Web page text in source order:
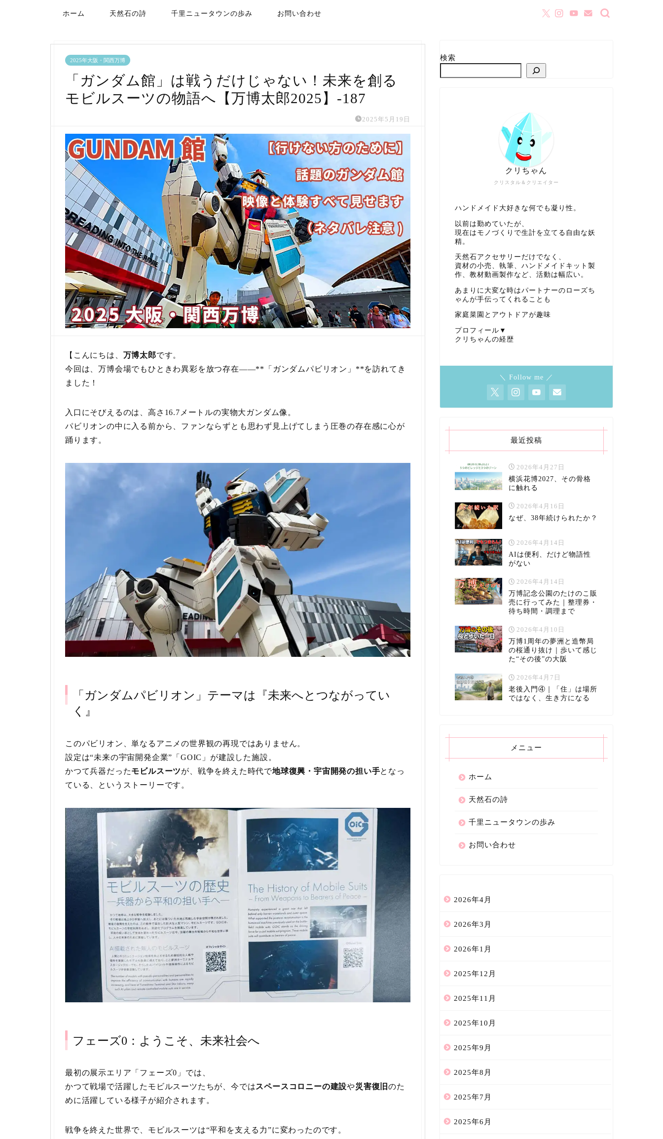
ホーム 天然石の詩 千里ニュータウンの歩み お問い合わせ
2025年大阪・関西万博
「ガンダム館」は戦うだけじゃない！未来を創る
モビルスーツの物語へ【万博太郎2025】-187
2025年5月19日
【こんにちは、 万博太郎です。
今回は、万博会場でもひときわ異彩を放つ存在——**「ガンダムパビリオン」**を訪れてき
ました！
入口にそびえるのは、高さ16.7メートルの実物大ガンダム像。
パビリオンの中に入る前から、ファンならずとも思わず見上げてしまう圧巻の存在感に心が
踊ります。
「ガンダムパビリオン」テーマは『未来へとつながってい
く』
このパビリオン、単なるアニメの世界観の再現ではありません。
設定は“未来の宇宙開発企業”「GOIC」が建設した施設。
かつて兵器だったモビルスーツが、戦争を終えた時代で地球復興・宇宙開発の担い手となっ
ている、というストーリーです。
フェーズ0：ようこそ、未来社会へ
最初の展示エリア「フェーズ0」では、
かつて戦場で活躍したモビルスーツたちが、今ではスペースコロニーの建設や災害復旧のた
めに活躍している様子が紹介されます。
戦争を終えた世界で、モビルスーツは“平和を支える力”に変わったのです。
検索
クリスタル＆クリエイター
クリちゃん
ハンドメイド大好きな何でも凝り性。
以前は勤めていたが、
現在はモノづくりで生計を立てる自由な妖
精。
天然石アクセサリーだけでなく、
資材の小売、執筆、ハンドメイドキット製
作、教材動画製作など、活動は幅広い。
あまりに大変な時はパートナーのローズち
ゃんが手伝ってくれることも
家庭菜園とアウトドアが趣味
プロフィール▼
クリちゃんの経歴
＼ Follow me ／
最近投稿
2026年4月27日
横浜花博2027、その骨格
に触れる
2026年4月16日
なぜ、38年続けられたか？
2026年4月14日
AIは便利、だけど物語性
がない
2026年4月14日
万博記念公園のたけのこ販
売に行ってみた｜整理券・
待ち時間・調理まで
2026年4月10日
万博1周年の夢洲と造幣局
の桜通り抜け｜歩いて感じ
た“その後”の大阪
2026年4月7日
老後入門④｜「住」は場所
ではなく、生き方になる
メニュー
ホーム
天然石の詩
千里ニュータウンの歩み
お問い合わせ
2026年4月
2026年3月
2026年1月
2025年12月
2025年11月
2025年10月
2025年9月
2025年8月
2025年7月
2025年6月